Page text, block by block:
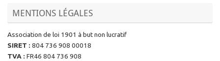
MENTIONS LÉGALES
Association de loi 1901 à but non lucratif
SIRET : 804 736 908 00018
TVA : FR46 804 736 908